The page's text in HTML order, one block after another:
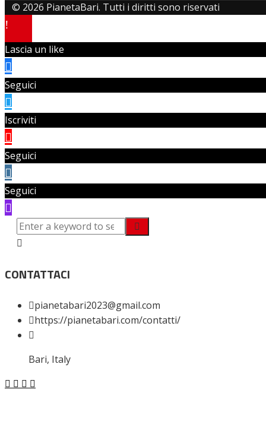
© 2026 PianetaBari. Tutti i diritti sono riservati
Lascia un like
Seguici
Iscriviti
Seguici
Seguici
CONTATTACI
pianetabari2023@gmail.com
https://pianetabari.com/contatti/
Bari, Italy